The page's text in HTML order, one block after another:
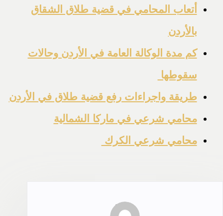
أتعاب المحامي في قضية طلاق الشقاق
بالأردن
كم مدة الوكالة العامة في الأردن وحالات
سقوطها
طريقة واجراءات رفع قضية طلاق في الأردن
محامي شرعي في ماركا الشمالية
محامي شرعي الكرك